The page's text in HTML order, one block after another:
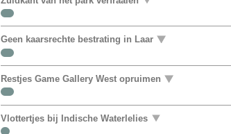
Geen kaarsrechte bestrating in Laar
Restjes Game Gallery West opruimen
Vlottertjes bij Indische Waterlelies